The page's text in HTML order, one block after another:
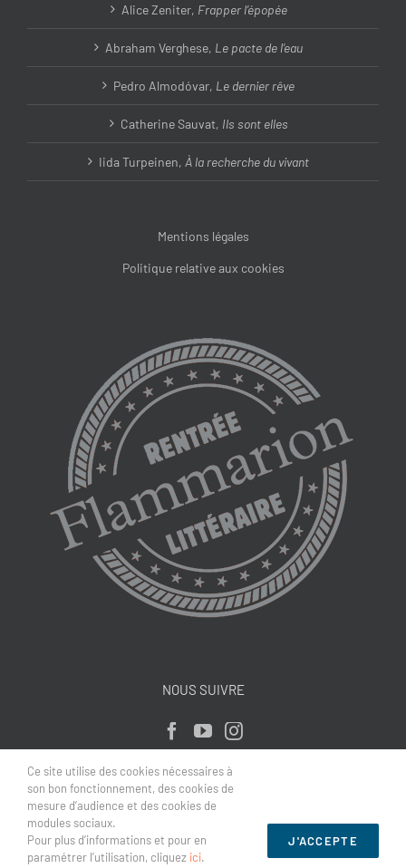
Alice Zeniter, Frapper l’épopée
Abraham Verghese, Le pacte de l’eau
Pedro Almodóvar, Le dernier rêve
Catherine Sauvat, Ils sont elles
Iida Turpeinen, À la recherche du vivant
Mentions légales
Politique relative aux cookies
NOUS SUIVRE
Ce site utilise des cookies nécessaires à
son bon fonctionnement, des cookies de
mesure d’audience et des cookies de
modules sociaux.
Pour plus d’informations et pour en
paramétrer l’utilisation, cliquez ici.
J'ACCEPTE